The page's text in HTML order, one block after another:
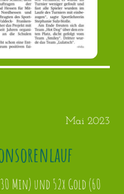
Mai 2023
Min) und 52x Gold (60